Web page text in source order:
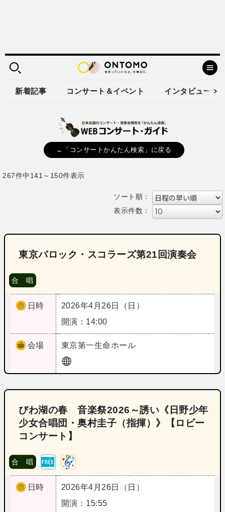
新着記事 コンサート＆イベント インタビュー
←「コンサートかんたん検索」に戻る
267件中141～150件表示
ソート順：
表示件数：
東京バロック・スコラーズ第21回演奏会
合 唱
日時
2026年4月26日（日）
開演：14:00
会場 東京第一生命ホール
びわ湖の春 音楽祭2026～誘い《日野少年
少女合唱団・奥村圭子（指揮）》【ロビー
コンサート】
合 唱
日時
2026年4月26日（日）
開演：15:55